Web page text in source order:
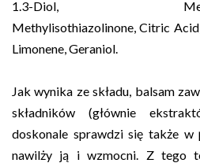
1.3-Diol,
Methylisothiazolinone, Citric
Limonene, Geraniol.
Jak wynika ze składu, balsam
składników (głównie
doskonale sprawdzi się także w
nawilży ją i wzmocni. Z tego